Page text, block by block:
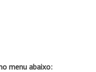
menu abaixo: